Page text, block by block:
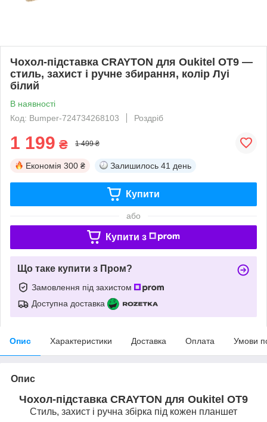
Чохол-підставка CRAYTON для Oukitel OT9 —
стиль, захист і ручне збирання, колір Луі
білий
В наявності
Код: Bumper-724734268103
Роздріб
1 199 ₴ 1 499 ₴
Економія 300 ₴ Залишилось 41 день
Купити
або
Купити з
Що таке купити з Пром?
Замовлення під захистом
Доступна доставка
Опис Характеристики Доставка Оплата Умови
Опис
Чохол-підставка CRAYTON для Oukitel OT9
Стиль, захист і ручна збірка під кожен планшет